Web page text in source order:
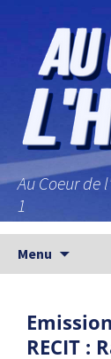
Au Coeur de
1
Menu
RECIT :